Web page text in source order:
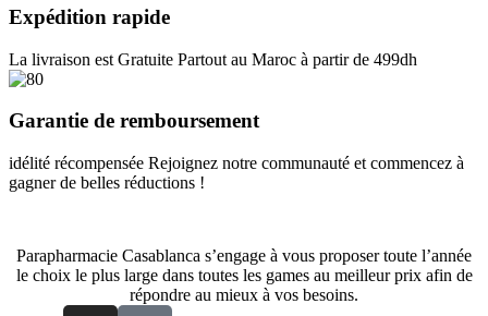
Expédition rapide
La livraison est Gratuite Partout au Maroc à partir de 499dh
Garantie de remboursement
idélité récompensée Rejoignez notre communauté et commencez à
gagner de belles réductions !
Parapharmacie Casablanca s’engage à vous proposer toute l’année
le choix le plus large dans toutes les games au meilleur prix afin de
répondre au mieux à vos besoins.